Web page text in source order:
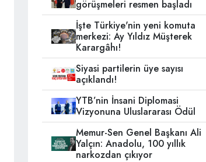
görüşmeleri resmen başladı
İşte Türkiye'nin yeni komuta
merkezi: Ay Yıldız Müşterek
Karargâhı!
Siyasi partilerin üye sayısı
açıklandı!
YTB’nin İnsani Diplomasi
Vizyonuna Uluslararası Ödül
Memur-Sen Genel Başkanı Ali
Yalçın: Anadolu, 100 yıllık
narkozdan çıkıyor